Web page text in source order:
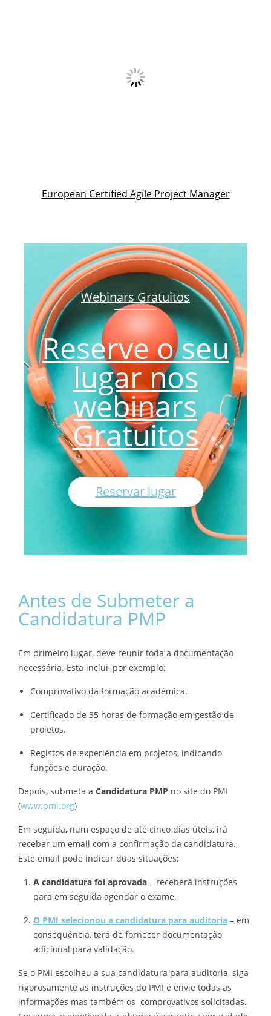
European Certified Agile Project Manager
Webinars Gratuitos
Reserve o seu
lugar nos
webinars
Gratuitos
Reservar lugar
Antes de Submeter a
Candidatura PMP
Em primeiro lugar, deve reunir toda a documentação
necessária. Esta inclui, por exemplo:
Comprovativo da formação académica.
Certificado de 35 horas de formação em gestão de
projetos.
Registos de experiência em projetos, indicando
funções e duração.
Depois, submeta a Candidatura PMP no site do PMI
(www.pmi.org)
Em seguida, num espaço de até cinco dias úteis, irá
receber um email com a confirmação da candidatura.
Este email pode indicar duas situações:
A candidatura foi aprovada – receberá instruções
para em seguida agendar o exame.
O PMI selecionou a candidatura para auditoria – em
consequência, terá de fornecer documentação
adicional para validação.
Se o PMI escolheu a sua candidatura para auditoria, siga
rigorosamente as instruções do PMI e envie todas as
informações mas também os comprovativos solicitadas.